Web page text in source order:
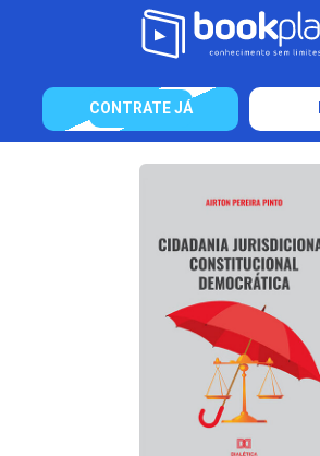
CONTRATE JÁ